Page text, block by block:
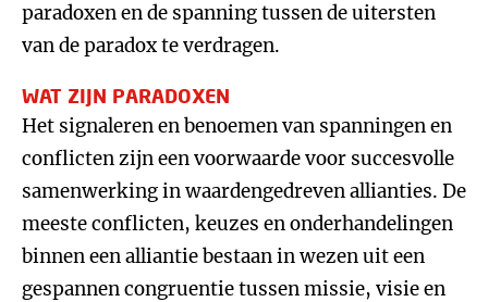
paradoxen en de spanning tussen de uitersten
van de paradox te verdragen.
WAT ZIJN PARADOXEN
Het signaleren en benoemen van spanningen en
conflicten zijn een voorwaarde voor succesvolle
samenwerking in waardengedreven allianties. De
meeste conflicten, keuzes en onderhandelingen
binnen een alliantie bestaan in wezen uit een
gespannen congruentie tussen missie, visie en